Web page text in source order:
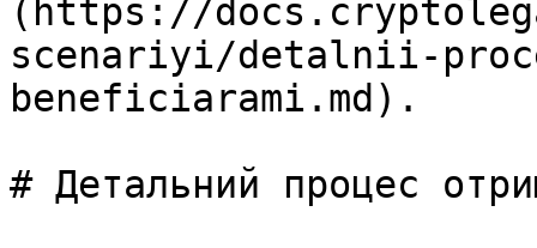
(https://
scenariyi/detalnii-
beneficiarami.md).
# Детальний процес